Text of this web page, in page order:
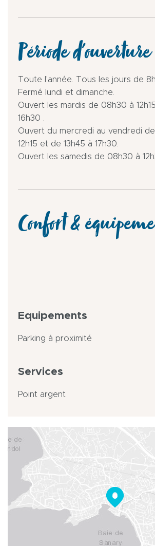
Période d'ouverture
Toute l'année. Tous les jours de
Fermé lundi et dimanche.
Ouvert les mardis de 08h30 à
16h30 .
Ouvert du mercredi au vendredi
12h15 et de 13h45 à 17h30.
Ouvert les samedis de 08h30 à
Confort &
Equipements
Parking à proximité
Services
Point argent